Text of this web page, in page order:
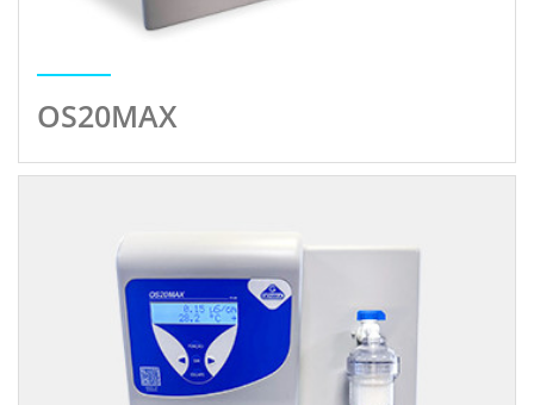
OS20MAX